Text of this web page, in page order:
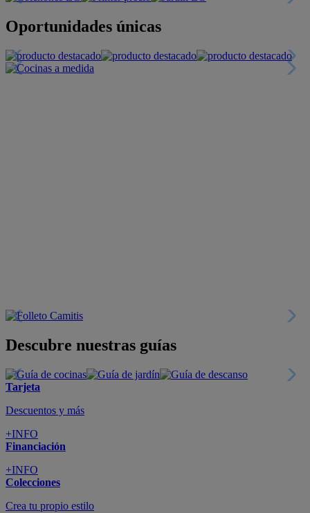
Oportunidades únicas
Descubre nuestras guías
Tarjeta
Descuentos y más
+INFO
Financiación
+INFO
Colecciones
Crea tu propio estilo